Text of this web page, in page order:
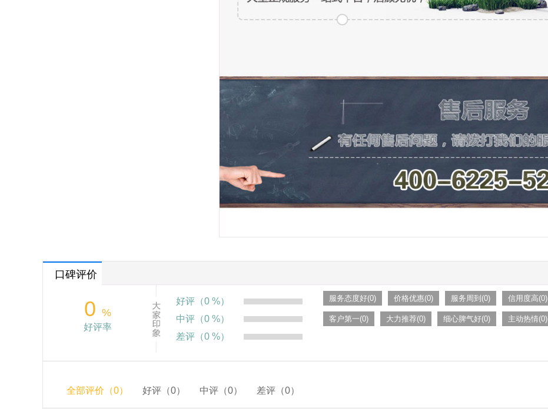
口碑评价
0 %
好评率
好评（0 %）
中评（0 %）
差评（0 %）
服务态度好(0) 价格优惠(0) 服务周到(0) 信用度高(0)
客户第一(0) 大力推荐(0) 细心脾气好(0) 主动热情(0)